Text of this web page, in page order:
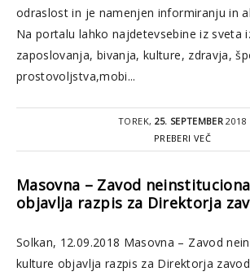
odraslost in je namenjen informiranju in
Na portalu lahko najdetevsebine iz sveta
zaposlovanja, bivanja, kulture, zdravja,
prostovoljstva,mobi...
TOREK, 25. SEPTEMBER 2018
PREBERI VEČ
Masovna – Zavod
objavlja razpis za Direktorja
Solkan, 12.09.2018 Masovna – Zavod
kulture objavlja razpis za Direktorja